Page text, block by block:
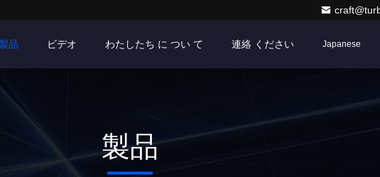
品 ビデオ わたしたち に つい て 連絡 ください Japanese
製品